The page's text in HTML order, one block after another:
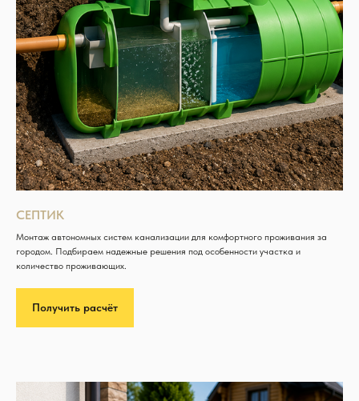
СЕПТИК
Монтаж автономных систем канализации для комфортного проживания за
городом. Подбираем надежные решения под особенности участка и
количество проживающих.
Получить расчёт